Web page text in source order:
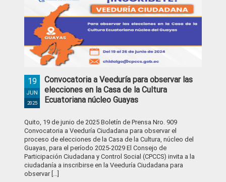
Convocatoria a Veeduría para observar las
elecciones en la Casa de la Cultura
Ecuatoriana núcleo Guayas
19
JUN
2025
Quito, 19 de junio de 2025 Boletín de Prensa Nro. 909
Convocatoria a Veeduría Ciudadana para observar el
proceso de elecciones de la Casa de la Cultura, núcleo del
Guayas, para el período 2025-2029 El Consejo de
Participación Ciudadana y Control Social (CPCCS) invita a la
ciudadanía a inscribirse en la Veeduría Ciudadana para
observar [...]